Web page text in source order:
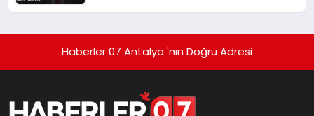
Haberler 07 Antalya 'nın Doğru Adresi